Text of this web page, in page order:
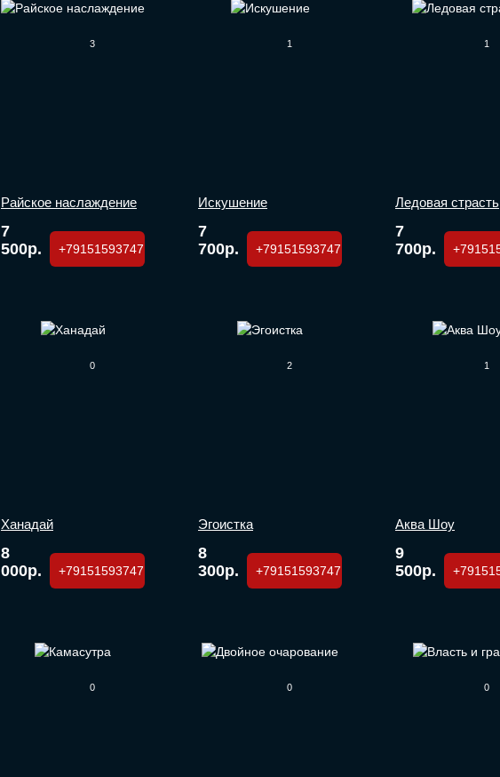
3
Райское наслаждение
7
500р.
+79151593747
1
Искушение
7
700р.
+79151593747
1
Ледовая страсть
7
700р.
0
Ханадай
8
000р.
+79151593747
2
Эгоистка
8
300р.
+79151593747
1
Аква Шоу
9
500р.
0 0 0